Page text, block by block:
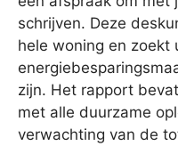
schrijven. Deze
hele woning en zoekt
zijn. Het rapport
met alle duurzame
verwachting van de